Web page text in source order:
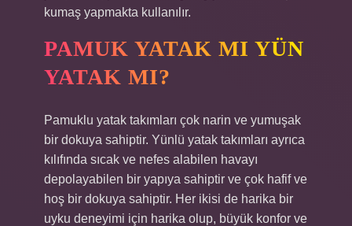
kumaş yapmakta kullanılır.
PAMUK YATAK MI YÜN
YATAK MI?
Pamuklu yatak takımları çok narin ve yumuşak
bir dokuya sahiptir. Yünlü yatak takımları ayrıca
kılıfında sıcak ve nefes alabilen havayı
depolayabilen bir yapıya sahiptir ve çok hafif ve
hoş bir dokuya sahiptir. Her ikisi de harika bir
uyku deneyimi için harika olup, büyük konfor ve